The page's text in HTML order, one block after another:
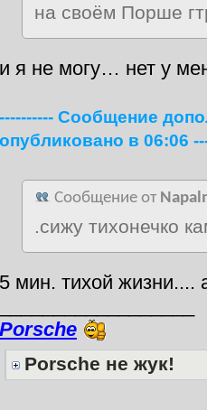
на своём Порше
и я не могу… нет у
---------- Сообщение
опубликовано в 06:06
Сообщение от
.сижу тихонечко
5 мин. тихой жизни....
Porsche
Porsche не жук!